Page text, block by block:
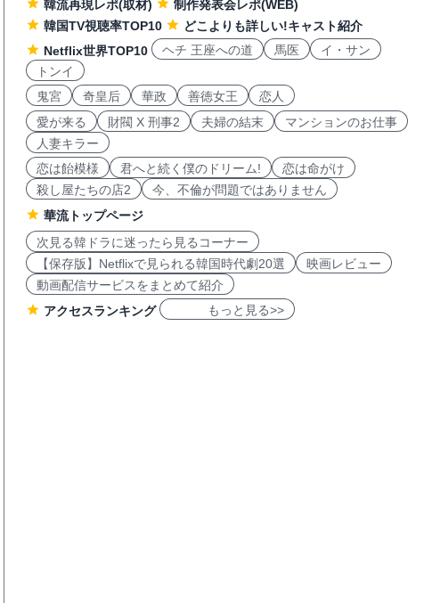
韓流再現レポ(取材)
制作発表会レポ(WEB)
韓国TV視聴率TOP10
どこよりも詳しい!キャスト紹介
Netflix世界TOP10
ヘチ 王座への道 馬医
イ・サン
トンイ
鬼宮
奇皇后 華政 善徳女王
恋人
愛が来る
財閥 X 刑事2 夫婦の結末
マンションのお仕事
人妻キラー
恋は飴模様
君へと続く僕のドリーム!
恋は命がけ
殺し屋たちの店2
今、不倫が問題ではありません
華流トップページ
次見る韓ドラに迷ったら見るコーナー
【保存版】Netflixで見られる韓国時代劇20選
映画レビュー
動画配信サービスをまとめて紹介
アクセスランキング
もっと見る>>